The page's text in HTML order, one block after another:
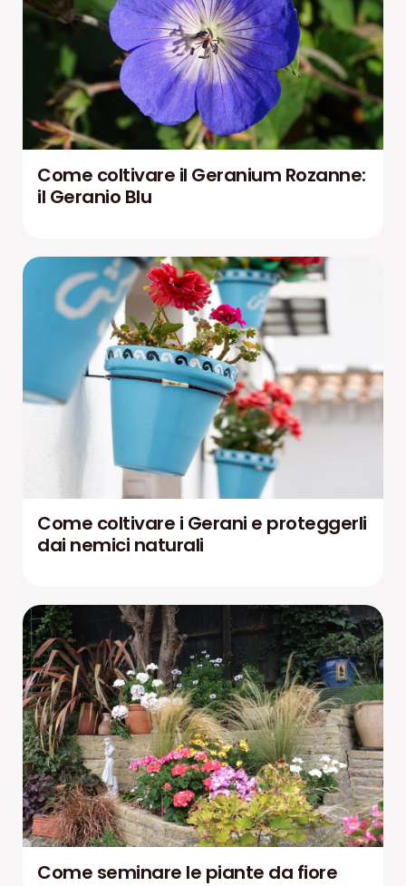
Come coltivare il Geranium Rozanne:
il Geranio Blu
Come coltivare i Gerani e proteggerli
dai nemici naturali
Come seminare le piante da fiore